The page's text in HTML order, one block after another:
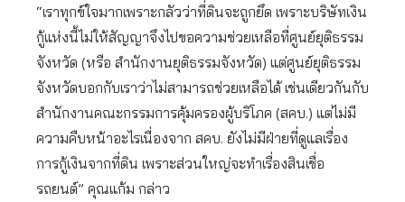
“เราทุกข์ใจมากเพราะกลัวว่าที่ดินจะถูกยึด เพราะบริษัทเงิน
กู้แห่งนี้ไม่ให้สัญญาจึงไปขอความช่วยเหลือที่ศูนย์ยุติธรรม
จังหวัด (หรือ สำนักงานยุติธรรมจังหวัด) แต่ศูนย์ยุติธรรม
จังหวัดบอกกับเราว่าไม่สามารถช่วยเหลือได้ เช่นเดียวกันกับ
สำนักงานคณะกรรมการคุ้มครองผู้บริโภค (สคบ.) แต่ไม่มี
ความคืบหน้าอะไรเนื่องจาก สคบ. ยังไม่มีฝ่ายที่ดูแลเรื่อง
การกู้เงินจากที่ดิน เพราะส่วนใหญ่จะทำเรื่องสินเชื่อ
รถยนต์” คุณแก้ม กล่าว